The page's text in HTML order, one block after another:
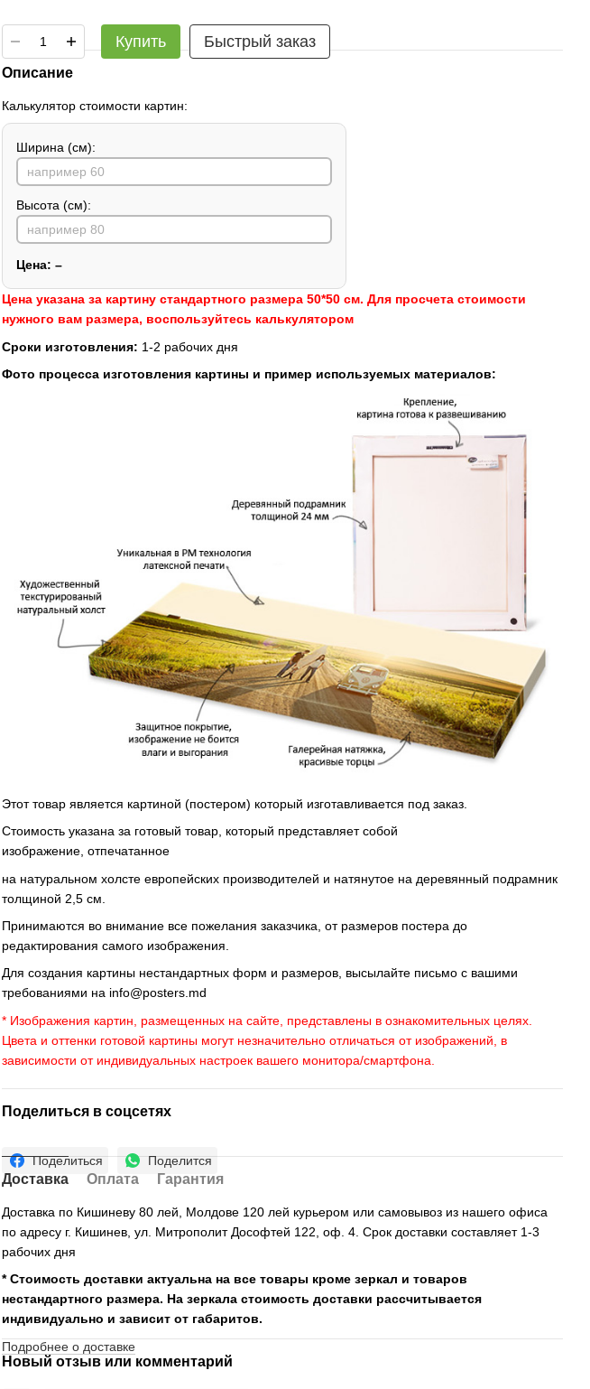
Купить Быстрый заказ
Описание
Калькулятор стоимости картин:
Ширина (см):
Высота (см):
Цена: –
Цена указана за картину стандартного размера 50*50 см. Для просчета стоимости
нужного вам размера, воспользуйтесь калькулятором
Сроки изготовления: 1-2 рабочих дня
Фото процесса изготовления картины и пример используемых материалов:
Этот товар является картиной (постером) который изготавливается под заказ.
Стоимость указана за готовый товар, который представляет собой
изображение, отпечатанное
на натуральном холсте европейских производителей и натянутое на деревянный подрамник
толщиной 2,5 см.
Принимаются во внимание все пожелания заказчика, от размеров постера до
редактирования самого изображения.
Для создания картины нестандартных форм и размеров, высылайте письмо c вашими
требованиями на info@posters.md
* Изображения картин, размещенных на сайте, представлены в ознакомительных целях.
Цвета и оттенки готовой картины могут незначительно отличаться от изображений, в
зависимости от индивидуальных настроек вашего монитора/смартфона.
Поделиться в соцсетях
Поделиться Поделится
Доставка Оплата Гарантия
Доставка по Кишиневу 80 лей, Молдове 120 лей курьером или самовывоз из нашего офиса
по адресу г. Кишинев, ул. Митрополит Дософтей 122, оф. 4. Срок доставки составляет 1-3
рабочих дня
* Стоимость доставки актуальна на все товары кроме зеркал и товаров
нестандартного размера. На зеркала стоимость доставки рассчитывается
индивидуально и зависит от габаритов.
Подробнее о доставке
Новый отзыв или комментарий